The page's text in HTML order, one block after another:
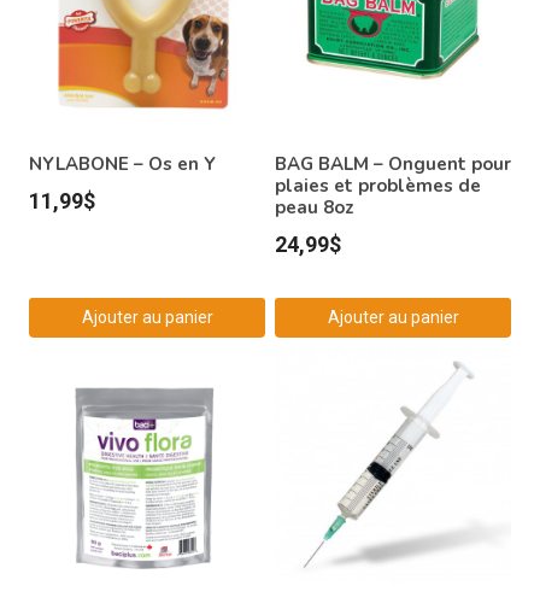
NYLABONE – Os en Y
11,99$
Ajouter au panier
BAG BALM – Onguent pour
plaies et problèmes de
peau 8oz
24,99$
Ajouter au panier